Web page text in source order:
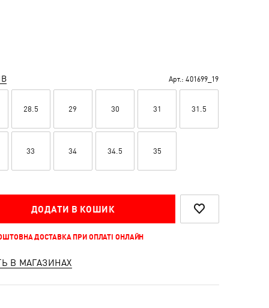
Арт.: 401699_19
28.5 29 30 31 31.5
33 34 34.5 35
ДОДАТИ В КОШИК
ДОСТАВКА ПРИ ОПЛАТІ ОНЛАЙН
В МАГАЗИНАХ